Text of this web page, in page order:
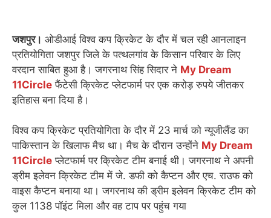
जशपुर। ओडीआई विश्व कप क्रिकेट के दौर में चल रही आनलाइन
प्रतियोगिता जशपुर जिले के पत्थलगांव के किसान परिवार के लिए
वरदान साबित हुआ है। जगरनाथ सिंह सिदार ने My Dream
11Circle फैंटेसी क्रिकेट प्लेटफार्म पर एक करोड़ रुपये जीतकर
इतिहास बना दिया है।
विश्व कप क्रिकेट प्रतियोगिता के दौर में 23 मार्च को न्यूजीलैंड का
पाकिस्तान के खिलाफ मैच था। मैच के दौरान उन्होंने My Dream
11Circle प्लेटफार्म पर क्रिकेट टीम बनाई थी। जगरनाथ ने अपनी
ड्रीम इलेवन क्रिकेट टीम में जे. डफी को कैप्टन और एच. राउफ को
वाइस कैप्टन बनाया था। जगरनाथ की ड्रीम इलेवन क्रिकेट टीम को
कुल 1138 पॉइंट मिला और वह टाप पर पहुंच गया